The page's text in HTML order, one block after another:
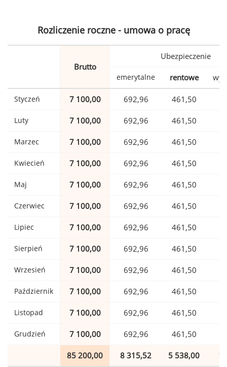
Rozliczenie roczne - umowa o pracę
Brutto
Ubezpieczenie
emerytalne rentowe
Styczeń 7 100,00 692,96 461,50
Luty 7 100,00 692,96 461,50
Marzec 7 100,00 692,96 461,50
Kwiecień 7 100,00 692,96 461,50
Maj 7 100,00 692,96 461,50
Czerwiec 7 100,00 692,96 461,50
Lipiec 7 100,00 692,96 461,50
Sierpień 7 100,00 692,96 461,50
Wrzesień 7 100,00 692,96 461,50
Październik 7 100,00 692,96 461,50
Listopad 7 100,00 692,96 461,50
Grudzień 7 100,00 692,96 461,50
85 200,00 8 315,52 5 538,00 1